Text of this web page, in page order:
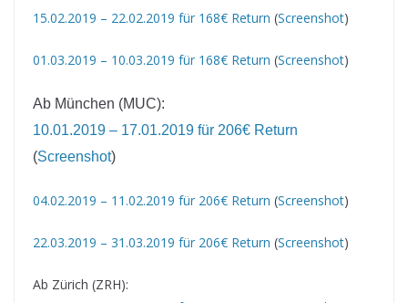
15.02.2019 – 22.02.2019 für 168€ Return (Screenshot)
01.03.2019 – 10.03.2019 für 168€ Return (Screenshot)
Ab München (MUC):
10.01.2019 – 17.01.2019 für 206€ Return
(Screenshot)
04.02.2019 – 11.02.2019 für 206€ Return (Screenshot)
22.03.2019 – 31.03.2019 für 206€ Return (Screenshot)
Ab Zürich (ZRH):